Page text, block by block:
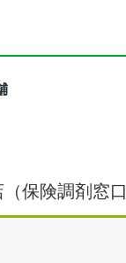
保険調剤窓口